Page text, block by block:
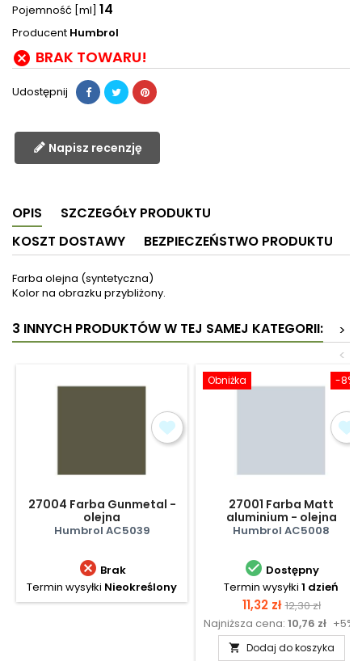
Pojemność [ml] 14
Producent Humbrol
 BRAK TOWARU!
Udostępnij
Napisz recenzję
OPIS
SZCZEGÓŁY PRODUKTU
KOSZT DOSTAWY
BEZPIECZEŃSTWO PRODUKTU
Farba olejna (syntetyczna)
Kolor na obrazku przybliżony.
3 INNYCH PRODUKTÓW W TEJ SAMEJ KATEGORII:
>
<
27004 Farba Gunmetal -
olejna
Humbrol AC5039
 Brak
Termin wysyłki Nieokreślony
-8%
Obniżka
27001 Farba Matt
aluminium - olejna
Humbrol AC5008
 Dostępny
Termin wysyłki 1 dzień
Cena
11,32 zł Cena
podstawowa
12,30 zł
Najniższa cena: 10,76 zł +5%
 Dodaj do koszyka